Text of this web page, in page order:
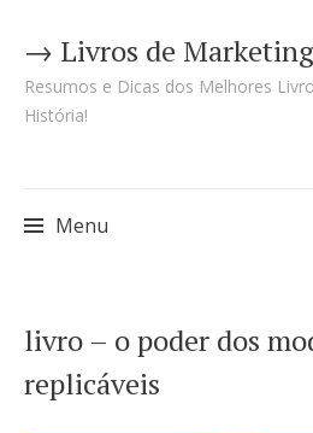
→ Livros de Marketing
Resumos e Dicas dos Melhores
História!
Menu
para
o
livro – o poder dos
replicáveis